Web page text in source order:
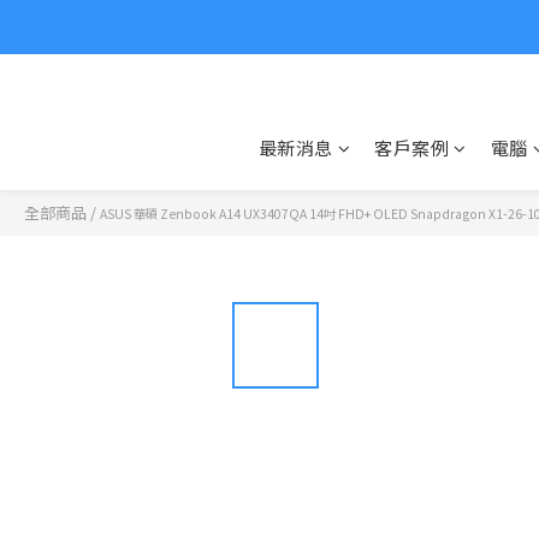
最新消息 客戶案例 電腦
全部商品 / ASUS 華碩 Zenbook A14 UX3407QA 14吋 FHD+ OLED Snapdragon X1-26-